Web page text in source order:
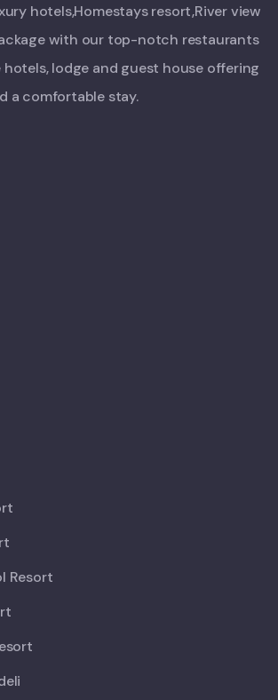
hotels,Homestays resort,River view
with our top-notch restaurants
lodge and guest house offering
a comfortable stay.
Resort